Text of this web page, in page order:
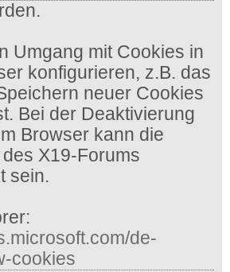
Umgang mit Cookies in
konfigurieren, z.B. das
neuer Cookies
Bei der Deaktivierung
Browser kann die
X19-Forums
sein.
de-
cookies